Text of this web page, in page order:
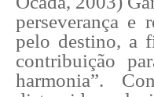
perseverança e
pelo destino, a
contribuição
harmonia”.